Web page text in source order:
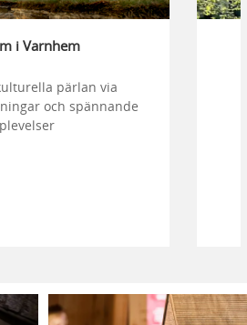
i Varnhem
pärlan via
och spännande